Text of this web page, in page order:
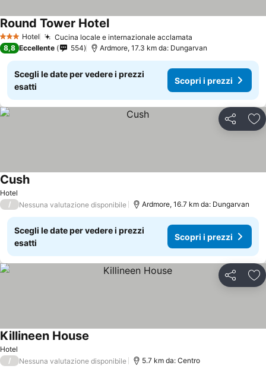
3 StelleHotel Cucina locale e internazionale acclamata
Round Tower Hotel
8,8 Eccellente 554 Ardmore, 17.3 km da: Dungarvan
Scegli le date per vedere i prezzi
esatti
Scopri i prezzi
Condividi
Hotel
Cush
/ Nessuna valutazione disponibile Ardmore, 16.7 km da: Dungarvan
Scegli le date per vedere i prezzi
esatti
Scopri i prezzi
Condividi
Hotel
Killineen House
/ Nessuna valutazione disponibile 5.7 km da: Centro